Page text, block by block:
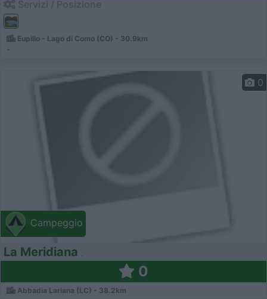
Eupilio - Lago di Como (CO) - 30.9km
-
Campeggio
0
La Meridiana
0
Abbadia Lariana (LC) - 38.2km